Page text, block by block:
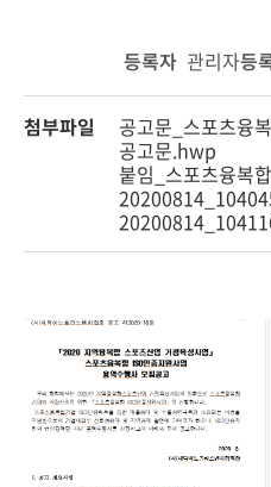
등록자 관리자등
첨부파일
공고문_스포츠융
공고문.hwp
붙임_스포츠융복